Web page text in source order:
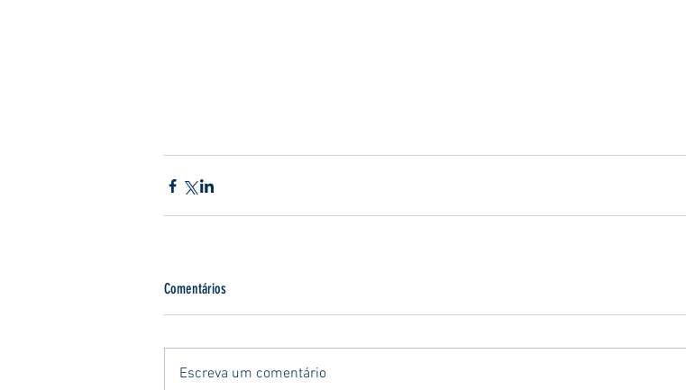
Comentários
Escreva um comentário